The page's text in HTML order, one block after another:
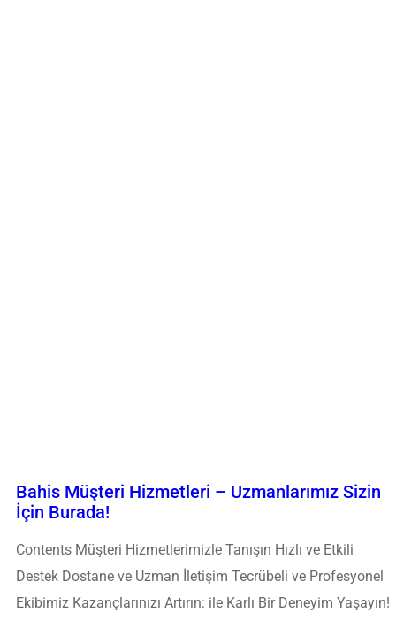
Bahis Müşteri Hizmetleri – Uzmanlarımız Sizin
İçin Burada!
Contents Müşteri Hizmetlerimizle Tanışın Hızlı ve Etkili
Destek Dostane ve Uzman İletişim Tecrübeli ve Profesyonel
Ekibimiz Kazançlarınızı Artırın: ile Karlı Bir Deneyim Yaşayın!